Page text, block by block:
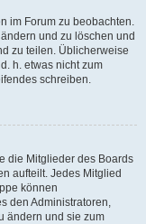
im Forum zu beobachten.
und zu löschen und
zu teilen. Üblicherweise
h. etwas nicht zum
schreiben.
die Mitglieder des Boards
aufteilt. Jedes Mitglied
können
den Administratoren,
ändern und sie zum